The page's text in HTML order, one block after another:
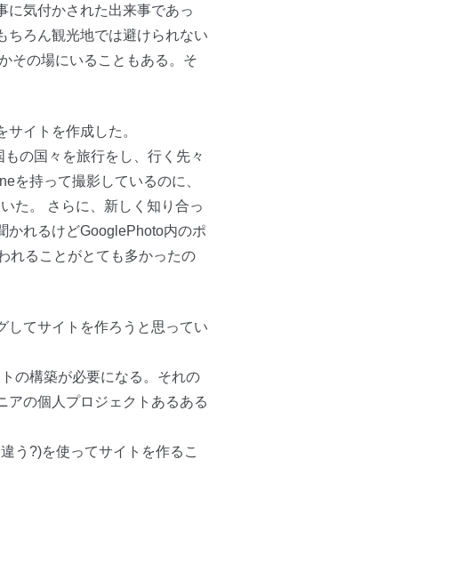
に気付かされた出来事であっ
ちろん観光地では避けられない
その場にいることもある。そ
イトを作成した。
の国々を旅行をし、行く先々
を持って撮影しているのに、
た。 さらに、新しく知り合っ
かれるけどGooglePhoto内のポ
れることがとても多かったの
してサイトを作ろうと思ってい
の構築が必要になる。それの
アの個人プロジェクトあるある
う?)を使ってサイトを作るこ